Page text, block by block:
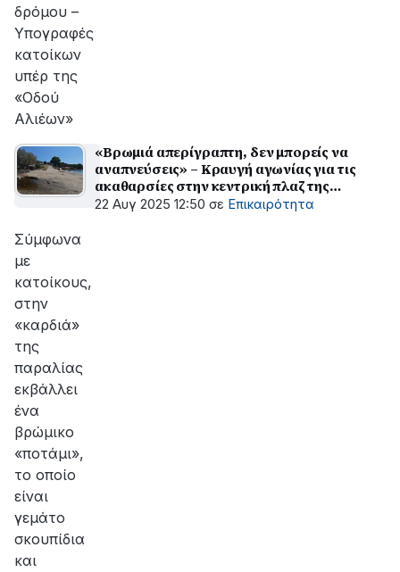
δρόμου –
Υπογραφές
κατοίκων
υπέρ της
«Οδού
Αλιέων»
«Βρωμιά απερίγραπτη, δεν μπορείς να
αναπνεύσεις» – Κραυγή αγωνίας για τις
ακαθαρσίες στην κεντρική πλαζ της
Σαρωνίδας
22 Αυγ 2025 12:50 σε Επικαιρότητα
Σύμφωνα
με
κατοίκους,
στην
«καρδιά»
της
παραλίας
εκβάλλει
ένα
βρώμικο
«ποτάμι»,
το οποίο
είναι
γεμάτο
σκουπίδια
και